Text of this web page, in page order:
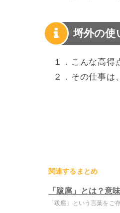
埒外の使
１．こんな高得
２．その仕事は
関連するまとめ
「跋扈」とは？意
「跋扈」という言葉をご